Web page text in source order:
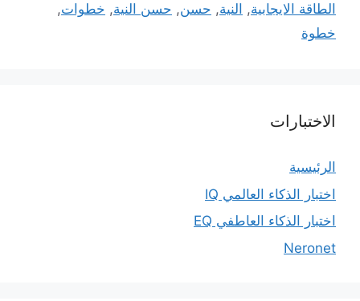
الطاقة الايجابية, النية, حسن, حسن النية, خطوات,
خطوة
الاختبارات
الرئيسية
اختبار الذكاء العالمي IQ
اختبار الذكاء العاطفي EQ
Neronet